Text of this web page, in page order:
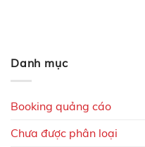
Danh mục
Booking quảng cáo
Chưa được phân loại